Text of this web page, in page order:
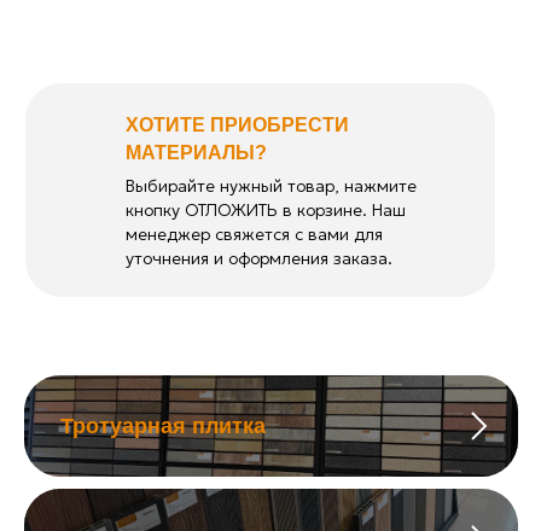
Выбирайте нужный товар, нажмите
кнопку ОТЛОЖИТЬ в корзине. Наш
менеджер свяжется с вами для
уточнения и оформления заказа.
ХОТИТЕ ПРИОБРЕСТИ
МАТЕРИАЛЫ?
Тротуарная плитка